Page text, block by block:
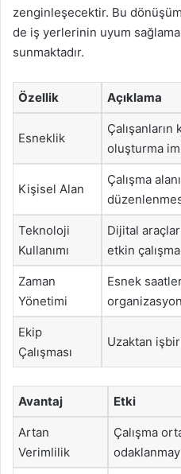
zenginleşecektir. Bu
de iş yerlerinin uyum
sunmaktadır.
Özellik Açıklama
Esneklik
Çalışanların
oluşturma
Kişisel Alan
Çalışma
Teknoloji
Kullanımı
Dijital
etkin
Zaman
Yönetimi
Esnek
Ekip
Çalışması
Uzaktan
Avantaj Etki
Artan
Verimlilik
Çalışma